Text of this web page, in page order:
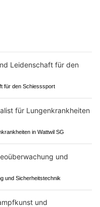
für den Schiesssport
in Wattwil SG
und Sicherheitstechnik